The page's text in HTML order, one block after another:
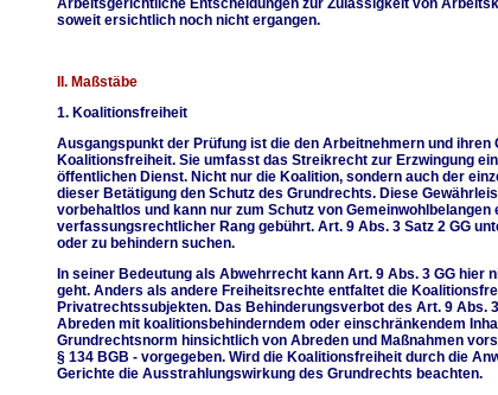
Arbeitsgerichtliche Entscheidungen zur Zulässigkeit von
soweit ersichtlich noch nicht ergangen.
II. Maßstäbe
1. Koalitionsfreiheit
Ausgangspunkt der Prüfung ist die den Arbeitnehmern und
Koalitionsfreiheit. Sie umfasst das Streikrecht zur Erzwingung
öffentlichen Dienst. Nicht nur die Koalition, sondern auch der
dieser Betätigung den Schutz des Grundrechts. Diese
vorbehaltlos und kann nur zum Schutz von
verfassungsrechtlicher Rang gebührt. Art. 9 Abs. 3 Satz 2 GG
oder zu behindern suchen.
In seiner Bedeutung als Abwehrrecht kann Art. 9 Abs. 3 GG
geht. Anders als andere Freiheitsrechte entfaltet die
Privatrechtssubjekten. Das Behinderungsverbot des Art. 9 Abs.
Abreden mit koalitionsbehinderndem oder einschränkendem
Grundrechtsnorm hinsichtlich von Abreden und Maßnahmen
§ 134 BGB - vorgegeben. Wird die Koalitionsfreiheit durch die
Gerichte die Ausstrahlungswirkung des Grundrechts beachten.